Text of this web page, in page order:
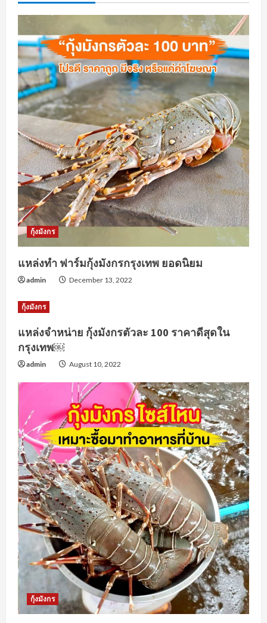
u
e
R
e
a
d
i
n
g
กุ้งมังกร
แหล่งทำ ฟาร์มกุ้งมังกรกรุงเทพ ยอดนิยม
admin December 13, 2022
กุ้งมังกร
แหล่งจำหน่าย กุ้งมังกรตัวละ 100 ราคาดีสุดใน
กรุงเทพ￼
admin August 10, 2022
กุ้งมังกร